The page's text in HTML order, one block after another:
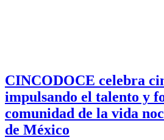
CINCODOCE celebra
impulsando el talento y
comunidad de la vida
de México